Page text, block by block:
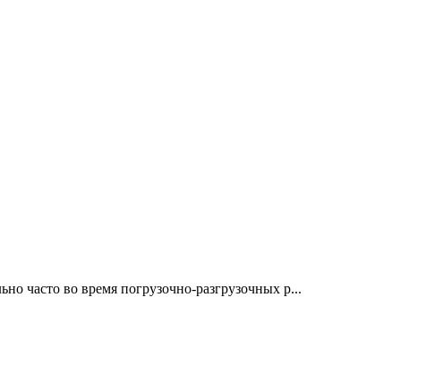
часто во время погрузочно-разгрузочных р...